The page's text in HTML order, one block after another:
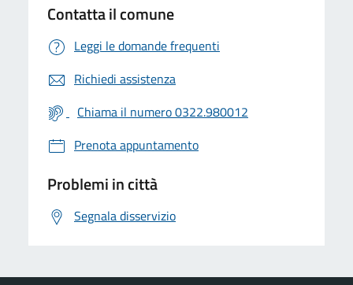
Contatta il comune
Leggi le domande frequenti
Richiedi assistenza
Chiama il numero 0322.980012
Prenota appuntamento
Problemi in città
Segnala disservizio